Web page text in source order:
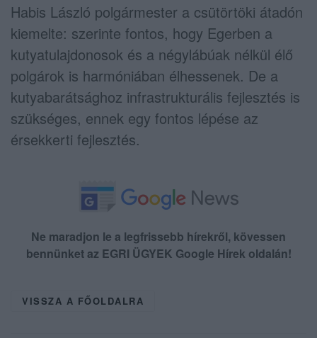
Habis László polgármester a csütörtöki átadón
kiemelte: szerinte fontos, hogy Egerben a
kutyatulajdonosok és a négylábúak nélkül élő
polgárok is harmóniában élhessenek. De a
kutyabarátsághoz infrastrukturális fejlesztés is
szükséges, ennek egy fontos lépése az
érsekkerti fejlesztés.
Ne maradjon le a legfrissebb hírekről, kövessen
bennünket az EGRI ÜGYEK Google Hírek oldalán!
VISSZA A FŐOLDALRA